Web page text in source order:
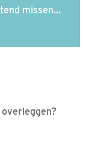
missen…